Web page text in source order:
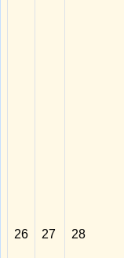
26 27 28